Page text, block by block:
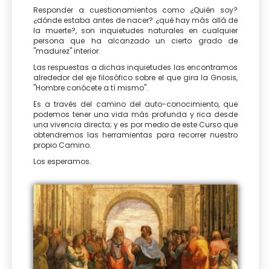
Responder a cuestionamientos como ¿Quién soy?
¿dónde estaba antes de nacer? ¿qué hay más allá de
la muerte?, son inquietudes naturales en cualquier
persona que ha alcanzado un cierto grado de
"madurez" interior.
Las respuestas a dichas inquietudes las encontramos
alrededor del eje filosófico sobre el que gira la Gnosis,
"Hombre conócete a tí mismo".
Es a través del camino del auto-conocimiento, que
podemos tener una vida más profunda y rica desde
una vivencia directa; y es por medio de este Curso que
obtendremos las herramientas para recorrer nuestro
propio Camino.
Los esperamos.